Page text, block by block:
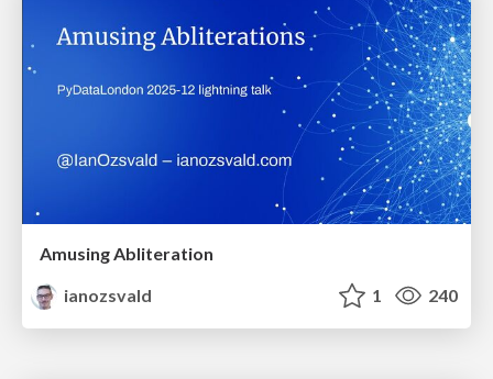
Amusing Abliteration
ianozsvald
1 240